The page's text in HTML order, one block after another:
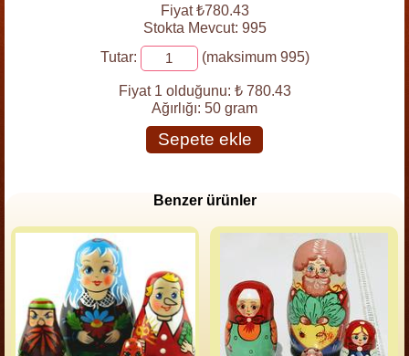
Fiyat ₺780.43
Stokta Mevcut: 995
Tutar:
(maksimum 995)
Fiyat 1 olduğunu: ₺ 780.43
Ağırlığı: 50 gram
Sepete ekle
Benzer ürünler